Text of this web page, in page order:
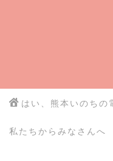
はい、熊本いのちの
私たちからみなさんへ